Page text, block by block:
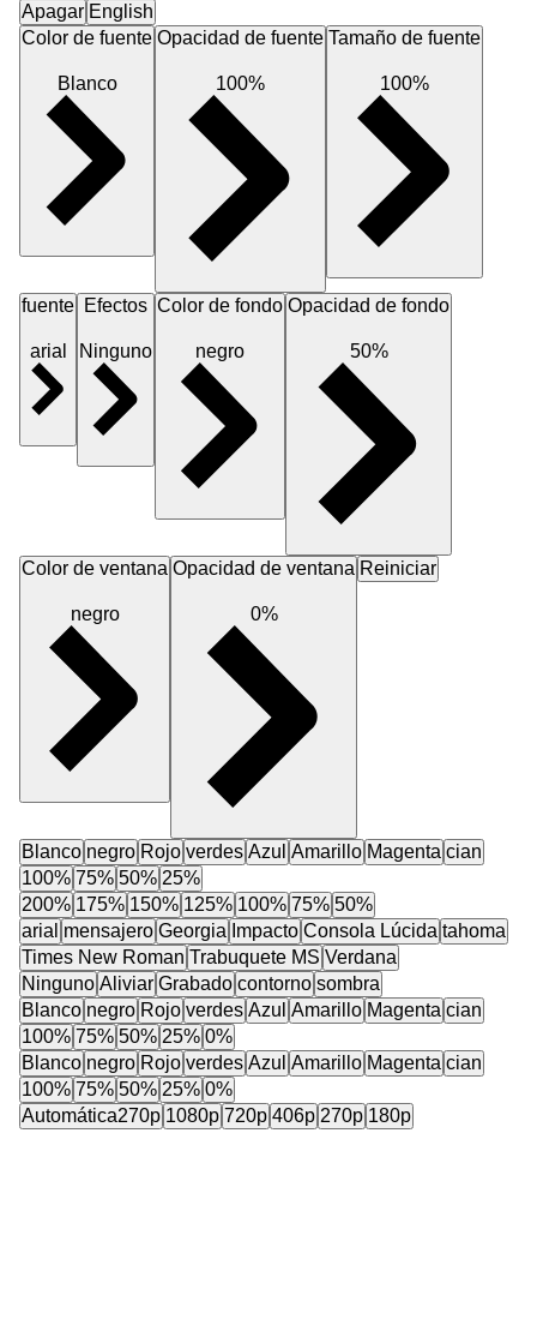
Apagar English
Color de fuente
Blanco
Opacidad de fuente
100%
Tamaño de fuente
100%
fuente
arial
Efectos
Ninguno
Color de fondo
negro
Opacidad de fondo
50%
Color de ventana
negro
Opacidad de ventana
0%
Reiniciar
Blanco negro Rojo verdes Azul Amarillo Magenta cian
100% 75% 50% 25%
200% 175% 150% 125% 100% 75% 50%
arial mensajero Georgia Impacto Consola Lúcida tahoma
Times New Roman Trabuquete MS Verdana
Ninguno Aliviar Grabado contorno sombra
Blanco negro Rojo verdes Azul Amarillo Magenta cian
100% 75% 50% 25% 0%
Blanco negro Rojo verdes Azul Amarillo Magenta cian
100% 75% 50% 25% 0%
Automática270p 1080p 720p 406p 270p 180p